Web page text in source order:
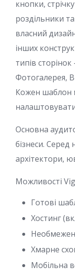
кнопки,
роздільники
власний
інших
типів
Фотогалерея,
Кожен шаблон
Основна
бізнеси.
архітектори,
Можливості
Готові
Хостинг
Хмарне
Мобільна